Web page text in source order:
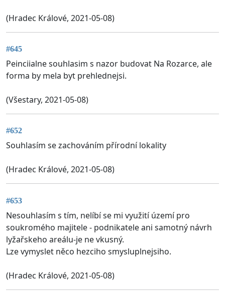
(Hradec Králové, 2021-05-08)
#645
Peinciialne souhlasim s nazor budovat Na Rozarce, ale
forma by mela byt prehlednejsi.
(Všestary, 2021-05-08)
#652
Souhlasím se zachováním přírodní lokality
(Hradec Králové, 2021-05-08)
#653
Nesouhlasím s tím, nelíbí se mi využití území pro
soukromého majitele - podnikatele ani samotný návrh
lyžařskeho areálu-je ne vkusný.
Lze vymyslet něco hezciho smysluplnejsiho.
(Hradec Králové, 2021-05-08)